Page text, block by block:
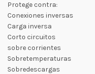
Protege contra:
Conexiones inversas
Carga inversa
Corto circuitos
sobre corrientes
Sobretemperaturas
Sobredescargas